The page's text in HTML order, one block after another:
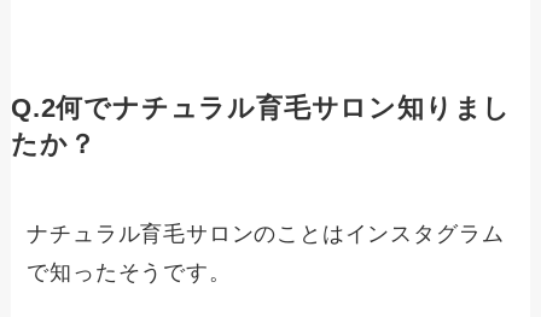
Q.2何でナチュラル育毛サロン知りまし
たか？
ナチュラル育毛サロンのことはインスタグラム
で知ったそうです。